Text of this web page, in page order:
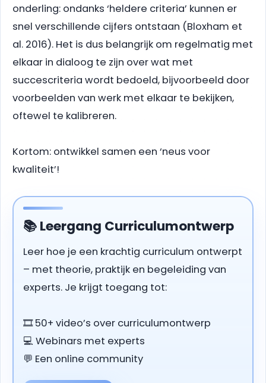
onderling: ondanks ‘heldere criteria’ kunnen er
snel verschillende cijfers ontstaan (Bloxham et
al. 2016). Het is dus belangrijk om regelmatig met
elkaar in dialoog te zijn over wat met
succescriteria wordt bedoeld, bijvoorbeeld door
voorbeelden van werk met elkaar te bekijken,
oftewel te kalibreren.
Kortom: ontwikkel samen een ‘neus voor
kwaliteit’!
📚 Leergang Curriculumontwerp
Leer hoe je een krachtig curriculum ontwerpt
– met theorie, praktijk en begeleiding van
experts. Je krijgt toegang tot:
🎞️ 50+ video’s over curriculumontwerp
💻 Webinars met experts
💬 Een online community